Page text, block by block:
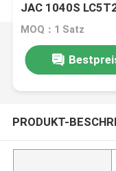
JAC 1040S
MOQ：1 Satz
PRODUKT-